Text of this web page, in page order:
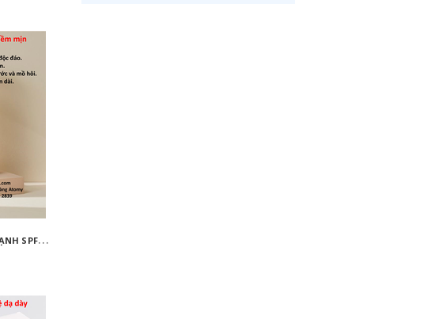
K
EM NỀN CHỐNG TIA UV CỰC MẠNH SPF50+ PA++++, BÁM DÍNH CAO, KHÔNG VÓN CỤC, DƯỠNG ẨM VÀ DƯỠNG TRẮNG DA HOÀN HẢO NO.23 (MÀU BEIGE) - ATOMY BB ABSOLUTE 23 - 애터미 앱솔루트 BB - АТОМИ АБСОЛЮТ BB №23